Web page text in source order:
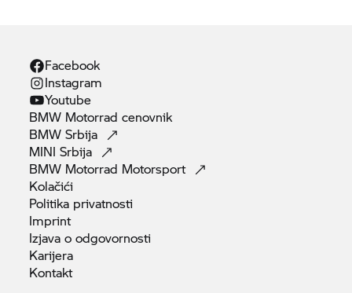
Facebook
Instagram
Youtube
BMW Motorrad cenovnik
BMWSrbija
MINISrbija
BMW Motorrad Motorsport
Kolačići
Politika privatnosti
Imprint
Izjava oodgovornosti
Karijera
Kontakt